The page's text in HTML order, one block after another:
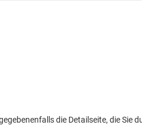
die Detailseite, die Sie